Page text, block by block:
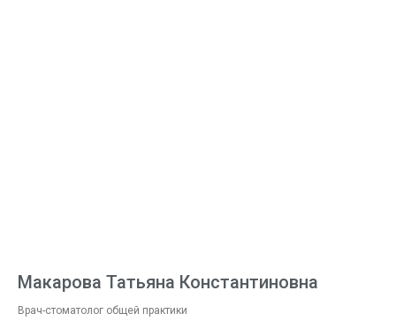
Макарова Татьяна Константиновна
Врач-стоматолог общей практики